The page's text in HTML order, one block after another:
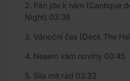
2. Pán jde k nám (Cantique
Night) 03:36
3. Vánoční čas (Deck The
4. Nesem vám noviny 03:45
5. Síla mít rád 03:32